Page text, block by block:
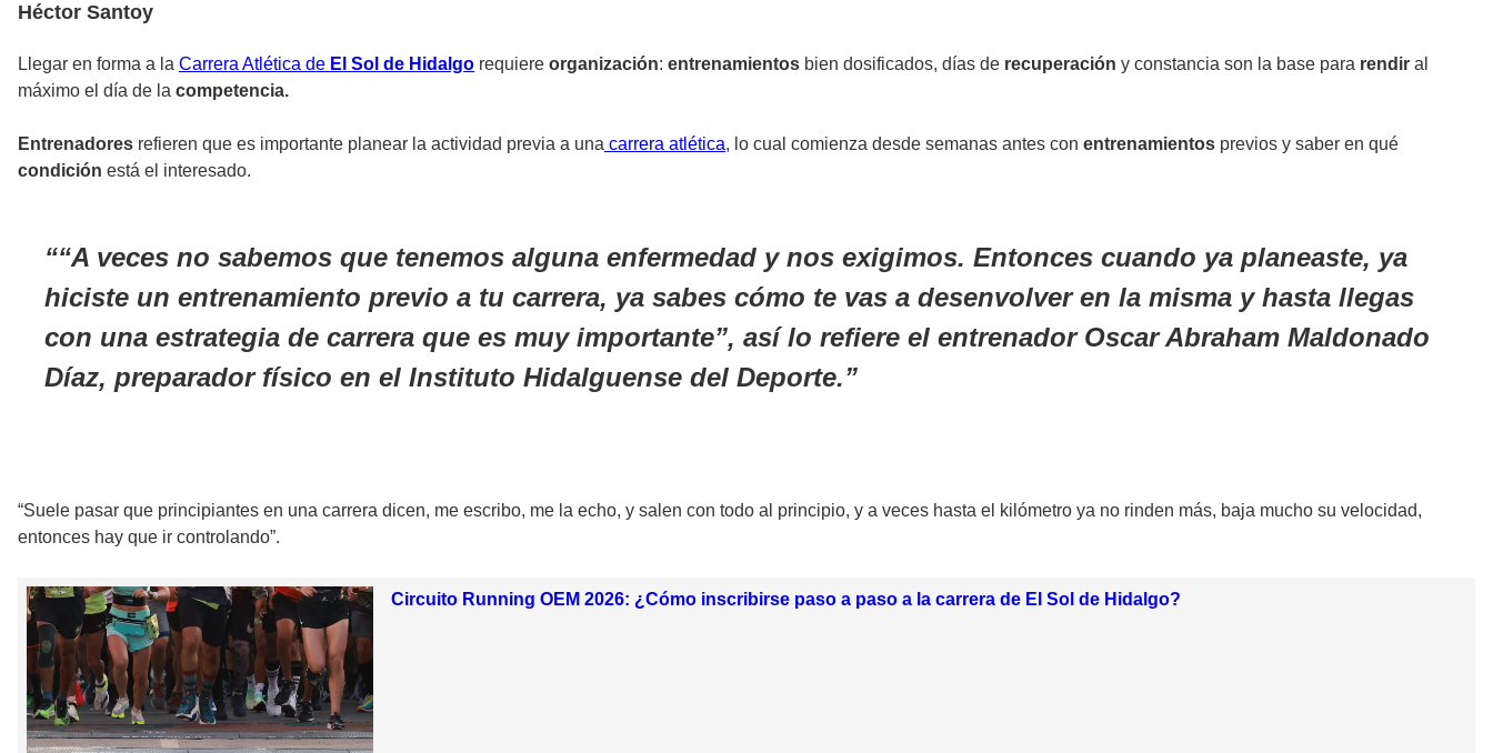
Héctor Santoy
Llegar en forma a la Carrera Atlética de El Sol de Hidalgo requiere organización: entrenamientos bien dosificados, días de recuperación y constancia son la base para rendir al
máximo el día de la competencia.
Entrenadores refieren que es importante planear la actividad previa a una carrera atlética, lo cual comienza desde semanas antes con entrenamientos previos y saber en qué
condición está el interesado.
“A veces no sabemos que tenemos alguna enfermedad y nos exigimos. Entonces cuando ya planeaste, ya
hiciste un entrenamiento previo a tu carrera, ya sabes cómo te vas a desenvolver en la misma y hasta llegas
con una estrategia de carrera que es muy importante”, así lo refiere el entrenador Oscar Abraham Maldonado
Díaz, preparador físico en el Instituto Hidalguense del Deporte.
“Suele pasar que principiantes en una carrera dicen, me escribo, me la echo, y salen con todo al principio, y a veces hasta el kilómetro ya no rinden más, baja mucho su velocidad,
entonces hay que ir controlando”.
Circuito Running OEM 2026: ¿Cómo inscribirse paso a paso a la carrera de El Sol de Hidalgo?